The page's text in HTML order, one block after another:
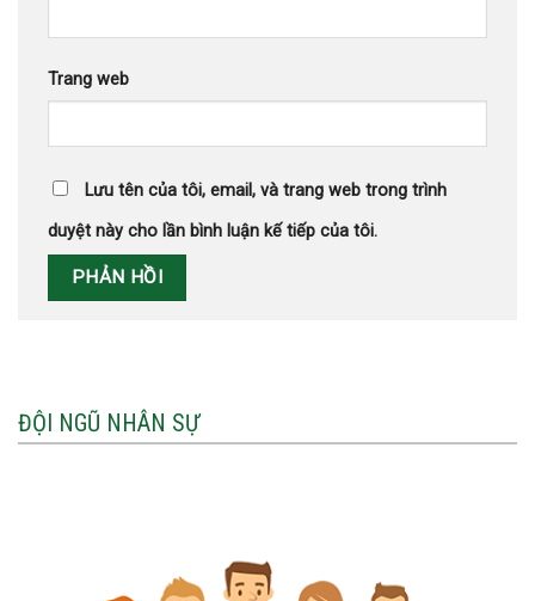
Trang web
Lưu tên của tôi, email, và trang web trong trình
duyệt này cho lần bình luận kế tiếp của tôi.
ĐỘI NGŨ NHÂN SỰ